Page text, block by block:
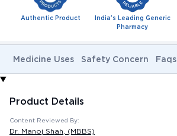
Authentic Product
India's Leading Generic
Pharmacy
Medicine Uses Safety Concern Faqs
Product Details
Content Reviewed By:
Dr. Manoj Shah , (MBBS)